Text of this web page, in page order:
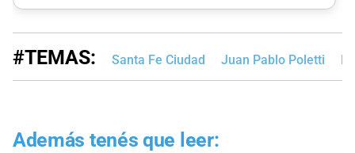
#TEMAS: Santa Fe Ciudad Juan Pablo Poletti
Además tenés que leer: